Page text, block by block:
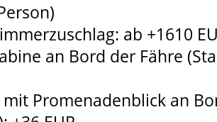
ab +1610
an Bord der Fähre
mit Promenadenblick an